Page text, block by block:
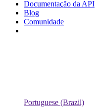
Documentação da API
Blog
Comunidade
Portuguese (Brazil)